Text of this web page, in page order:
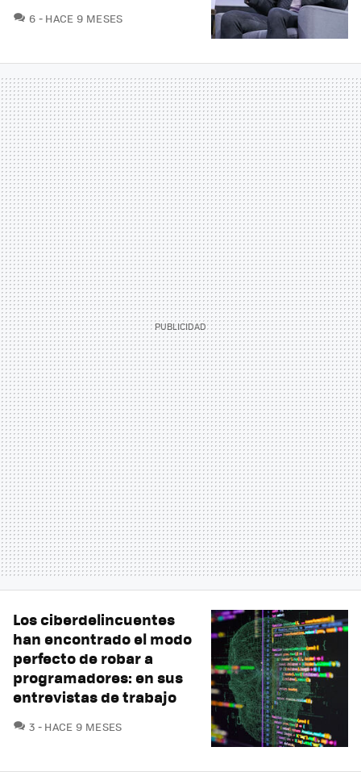
6 COMENTARIOS
HACE 9 MESES
Los ciberdelincuentes
han encontrado el modo
perfecto de robar a
programadores: en sus
entrevistas de trabajo
3 COMENTARIOS
HACE 9 MESES